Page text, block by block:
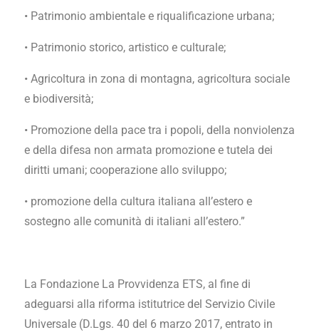
• Patrimonio ambientale e riqualificazione urbana;
• Patrimonio storico, artistico e culturale;
• Agricoltura in zona di montagna, agricoltura sociale
e biodiversità;
• Promozione della pace tra i popoli, della nonviolenza
e della difesa non armata promozione e tutela dei
diritti umani; cooperazione allo sviluppo;
• promozione della cultura italiana all’estero e
sostegno alle comunità di italiani all’estero.”
La Fondazione La Provvidenza ETS, al fine di
adeguarsi alla riforma istitutrice del Servizio Civile
Universale (D.Lgs. 40 del 6 marzo 2017, entrato in